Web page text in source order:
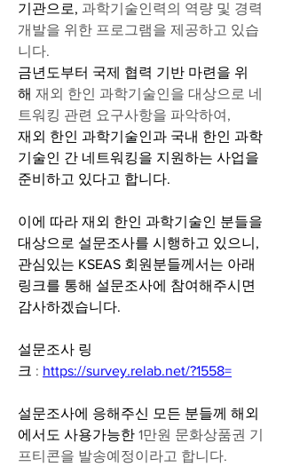
기관으로, 과학기술인력의 역량 및 경력
개발을 위한 프로그램을 제공하고 있습
니다.
금년도부터 국제 협력 기반 마련을 위
해 재외 한인 과학기술인을 대상으로 네
트워킹 관련 요구사항을 파악하여,
재외 한인 과학기술인과 국내 한인 과학
기술인 간 네트워킹을 지원하는 사업을
준비하고 있다고 합니다.
이에 따라 재외 한인 과학기술인 분들을
대상으로 설문조사를 시행하고 있으니,
관심있는 KSEAS 회원분들께서는 아래
링크를 통해 설문조사에 참여해주시면
감사하겠습니다.
설문조사 링
크 : https://survey.relab.net/?1558=
설문조사에 응해주신 모든 분들께 해외
에서도 사용가능한 1만원 문화상품권 기
프티콘을 발송예정이라고 합니다.